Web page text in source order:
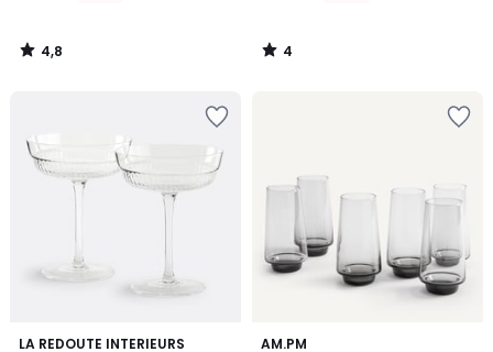
4,8
/
4
/
LA REDOUTE INTERIEURS
5
AM.PM
5